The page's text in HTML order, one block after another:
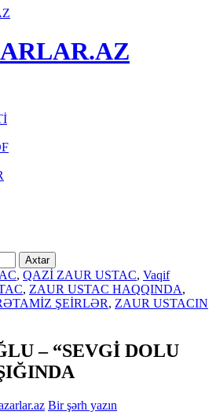
, QAZİ ZAUR USTAC, Vaqif
, ZAUR USTAC HAQQINDA,
ŞEİRLƏR, ZAUR USTACIN
– “SEVGİ DOLU
Bir şərh yazın